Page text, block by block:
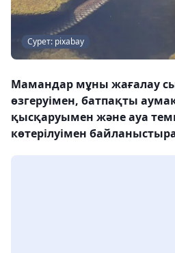
Сурет: pixabay
Мамандар мұны жағалау
өзгеруімен, батпақты
қысқаруымен және ауа
көтерілуімен